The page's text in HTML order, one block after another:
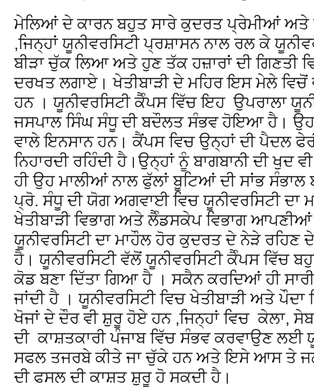
ਮੇਲਿਆਂ ਦੇ ਕਾਰਨ ਬਹੁਤ ਸਾਰੇ ਕੁਦਰਤ ਪ੍ਰੇਮੀਆਂ ਅਤੇ
,ਜਿਨ੍ਹਾਂ ਯੂਨੀਵਰਸਿਟੀ ਪ੍ਰਸ਼ਾਸਨ ਨਾਲ ਰਲ ਕੇ
ਬੀੜਾ ਚੁੱਕ ਲਿਆ ਅਤੇ ਹੁਣ ਤੱਕ ਹਜ਼ਾਰਾਂ ਦੀ
ਦਰਖਤ ਲਗਾਏ। ਖੇਤੀਬਾੜੀ ਦੇ ਮਹਿਰ ਇਸ ਮੇਲੇ
ਹਨ । ਯੂਨੀਵਰਸਿਟੀ ਕੈੰਪਸ ਵਿੱਚ ਇਹ ਉਪਰਾਲਾ
ਜਸਪਾਲ ਸਿੰਘ ਸੰਧੂ ਦੀ ਬਦੌਲਤ ਸੰਭਵ ਹੋਇਆ ਹੈ।
ਵਾਲੇ ਇਨਸਾਨ ਹਨ। ਕੈਂਪਸ ਵਿਚ ਉਨ੍ਹਾਂ ਦੀ ਪੈਦਲ
ਨਿਹਾਰਦੀ ਰਹਿੰਦੀ ਹੈ।ਉਨ੍ਹਾਂ ਨੂੰ ਬਾਗਬਾਨੀ ਦੀ ਖੁਦ
ਹੀ ਉਹ ਮਾਲੀਆਂ ਨਾਲ ਫੁੱਲਾਂ ਬੂਟਿਆਂ ਦੀ ਸਾਂਭ
ਪ੍ਰੋ. ਸੰਧੂ ਦੀ ਯੋਗ ਅਗਵਾਈ ਵਿਚ ਯੂਨੀਵਰਸਿਟੀ ਦਾ
ਖੇਤੀਬਾੜੀ ਵਿਭਾਗ ਅਤੇ ਲੈੰਡਸਕੇਪ ਵਿਭਾਗ
ਯੂਨੀਵਰਸਿਟੀ ਦਾ ਮਾਹੌਲ ਹੋਰ ਕੁਦਰਤ ਦੇ ਨੇੜੇ ਰਹਿਣ ਦੇ
ਹੈ। ਯੂਨੀਵਰਸਿਟੀ ਵੱਲੋਂ ਯੂਨੀਵਰਸਿਟੀ ਕੈੰਪਸ ਵਿੱਚ
ਕੋਡ ਬਣਾ ਦਿੱਤਾ ਗਿਆ ਹੈ । ਸਕੈਨ ਕਰਦਿਆਂ ਹੀ
ਜਾਂਦੀ ਹੈ । ਯੂਨੀਵਰਸਿਟੀ ਵਿਚ ਖੇਤੀਬਾੜੀ ਅਤੇ
ਖੋਜਾਂ ਦੇ ਦੌਰ ਵੀ ਸ਼ੁਰੂ ਹੋਏ ਹਨ ,ਜਿਨ੍ਹਾਂ ਵਿਚ ਕੇਲਾ,
ਦੀ ਕਾਸ਼ਤਕਾਰੀ ਪੰਜਾਬ ਵਿੱਚ ਸੰਭਵ ਕਰਵਾਉਣ ਲਈ
ਸਫਲ ਤਜਰਬੇ ਕੀਤੇ ਜਾ ਚੁੱਕੇ ਹਨ ਅਤੇ ਇਸੇ ਆਸ ਤੇ
ਦੀ ਫਸਲ ਦੀ ਕਾਸ਼ਤ ਸ਼ੁਰੂ ਹੋ ਸਕਦੀ ਹੈ।